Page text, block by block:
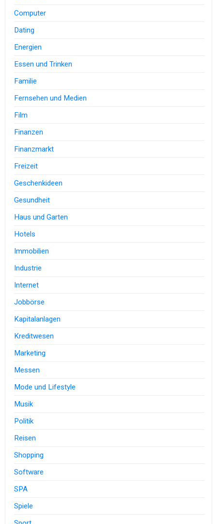
Computer
Dating
Energien
Essen und Trinken
Familie
Fernsehen und Medien
Film
Finanzen
Finanzmarkt
Freizeit
Geschenkideen
Gesundheit
Haus und Garten
Hotels
Immobilien
Industrie
Internet
Jobbörse
Kapitalanlagen
Kreditwesen
Marketing
Messen
Mode und Lifestyle
Musik
Politik
Reisen
Shopping
Software
SPA
Spiele